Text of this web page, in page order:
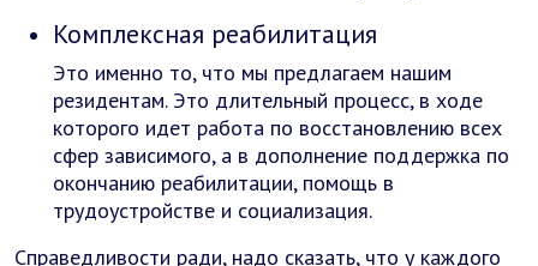
Комплексная реабилитация
Это именно то, что мы предлагаем нашим
резидентам. Это длительный процесс, в ходе
которого идет работа по восстановлению всех
сфер зависимого, а в дополнение поддержка по
окончанию реабилитации, помощь в
трудоустройстве и социализация.
Справедливости ради, надо сказать, что у каждого